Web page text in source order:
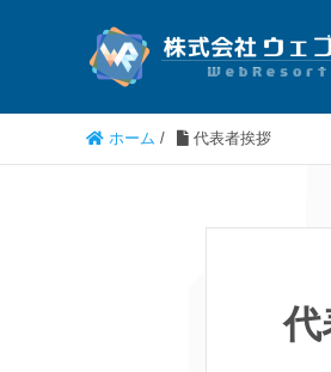
ホーム / 代表者挨拶
代